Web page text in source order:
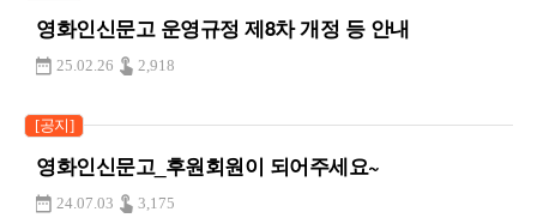
영화인신문고 운영규정 제8차 개정 등 안내
25.02.26 2,918
[공지]
영화인신문고_후원회원이 되어주세요~
24.07.03 3,175